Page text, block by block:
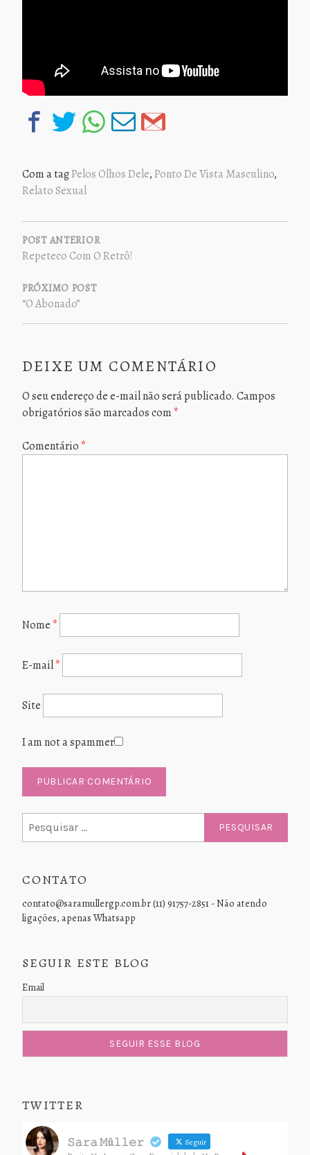
Com a tagPelos Olhos Dele,Ponto De Vista Masculino,
Relato Sexual
NAVEGAÇÃO
DE
POST
POST ANTERIOR
Repeteco Com O Retrô!
PRÓXIMO POST
“O Abonado”
DEIXE UM COMENTÁRIO
O seu endereço de e-mail não será publicado. Campos
obrigatórios são marcados com *
Comentário *
Nome *
E-mail*
Site
I am not a spammer
por:
CONTATO
contato@saramullergp.com.br (11) 91757-2851 - Não atendo
ligações, apenas Whatsapp
SEGUIR ESTE BLOG
Email
TWITTER
𝚂𝚊𝚛𝚊 𝙼ü𝚕𝚕𝚎𝚛 Seguir